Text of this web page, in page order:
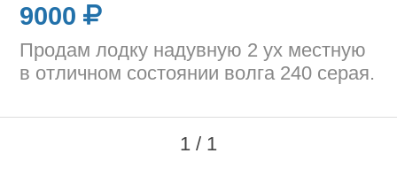
9000
Продам лодку надувную 2 ух местную
в отличном состоянии волга 240 серая.
1 / 1